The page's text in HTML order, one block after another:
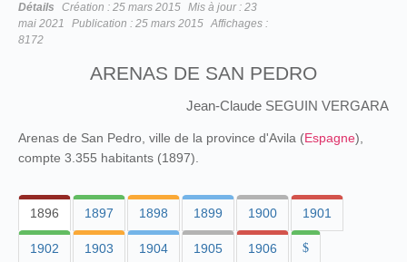
Détails Création : 25 mars 2015 Mis à jour : 23
mai 2021
Publication : 25 mars 2015 Affichages :
8172
ARENAS DE SAN PEDRO
Jean-Claude SEGUIN VERGARA
Arenas de San Pedro, ville de la province d'Avila (Espagne),
compte 3.355 habitants (1897).
1896 1897 1898 1899 1900 1901
1902 1903 1904 1905 1906 $